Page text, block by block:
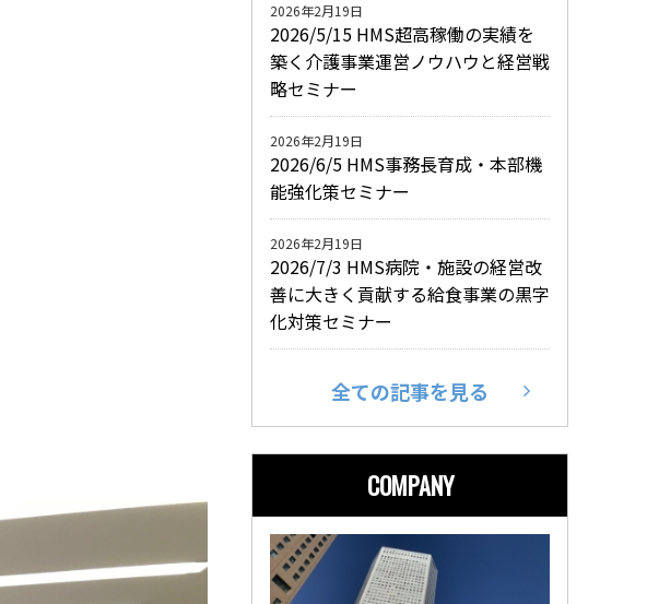
2026/5/15 HMS超高稼働の実績を
築く介護事業運営ノウハウと経営戦
略セミナー
2026年2月19日
2026/6/5 HMS事務長育成・本部機
能強化策セミナー
2026年2月19日
2026/7/3 HMS病院・施設の経営改
善に大きく貢献する給食事業の黒字
化対策セミナー
2026年2月19日
全ての記事を見る
COMPANY